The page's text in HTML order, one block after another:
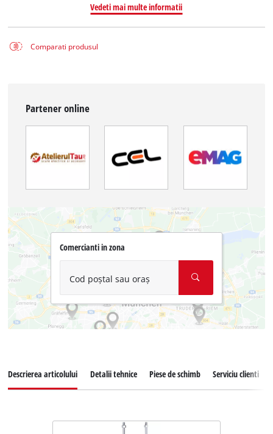
Vedeti mai multe informatii
Comparati produsul
Partener online
Comercianti in zona
Cod poștal sau oraș
Descrierea articolului Detalii tehnice Piese de schimb Serviciu clienti